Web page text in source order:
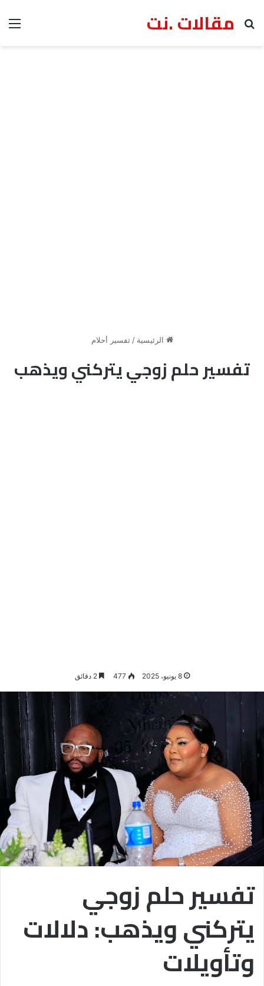
مقالات .نت
بحث عن
الرئيسية / تفسير أحلام
تفسير حلم زوجي يتركني ويذهب
8 يونيو، 2025 477 2 دقائق
تفسير حلم زوجي
يتركني ويذهب: دلالات
وتأويلات